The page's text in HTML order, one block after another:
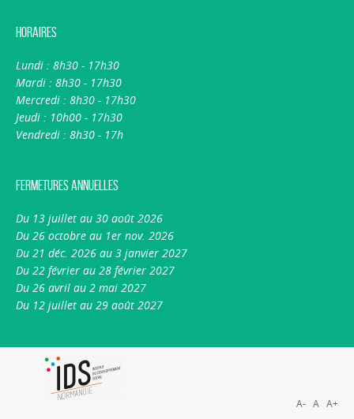
Horaires
Lundi : 8h30 - 17h30
Mardi : 8h30 - 17h30
Mercredi : 8h30 - 17h30
Jeudi : 10h00 - 17h30
Vendredi : 8h30 - 17h
Fermetures annuelles
Du 13 juillet au 30 août 2026
Du 26 octobre au 1er nov. 2026
Du 21 déc. 2026 au 3 janvier 2027
Du 22 février au 28 février 2027
Du 26 avril au 2 mai 2027
Du 12 juillet au 29 août 2027
A- A A+